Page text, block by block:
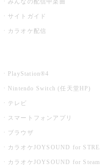
みんなの配信中楽曲
サイトガイド
カラオケ配信
PlayStation®4
Nintendo Switch (任天堂HP)
テレビ
スマートフォンアプリ
ブラウザ
カラオケJOYSOUND for
カラオケJOYSOUND for Steam